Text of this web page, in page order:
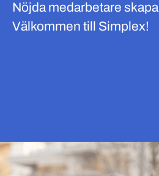
Nöjda medarbetare
Välkommen till Simplex!